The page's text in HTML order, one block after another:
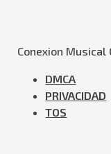
Conexion
DMCA
PRIVACIDAD
TOS